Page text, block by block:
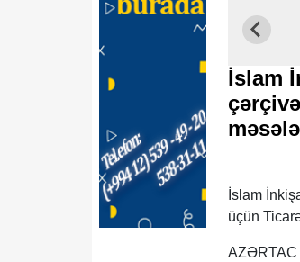
İslam
İslam
üçün
AZƏRTAC